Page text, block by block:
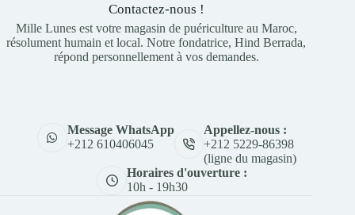
Contactez-nous !
Mille Lunes est votre magasin de puériculture au Maroc,
résolument humain et local. Notre fondatrice, Hind Berrada,
répond personnellement à vos demandes.
Message WhatsApp
+212 610406045
Appellez-nous :
+212 5229-86398
(ligne du magasin)
Horaires d'ouverture :
10h - 19h30